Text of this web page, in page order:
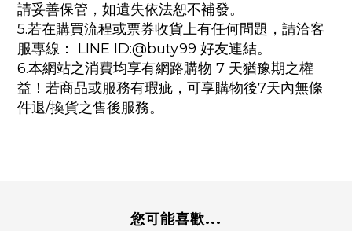
請妥善保管，如遺失依法恕不補發。
5.若在購買流程或票券收貨上有任何問題，請洽客
服專線： LINE ID:@buty99 好友連結。
6.本網站之消費均享有網路購物 7 天猶豫期之權
益！若商品或服務有瑕疵，可享購物後7天內無條
件退/換貨之售後服務。
您可能喜歡...